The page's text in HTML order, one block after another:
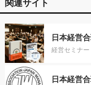
関連サイト
日本経営
経営セミナ
日本経営